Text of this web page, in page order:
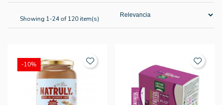
Showing 1-24 of 120 item(s)
-10%